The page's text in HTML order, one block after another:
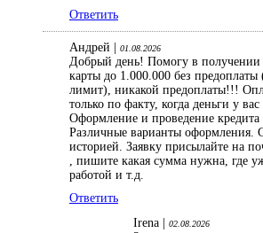
Ответить
Андрей | 01.08.2026
Добрый день! Помогу в получении
карты до 1.000.000 без
лимит), никакой предоплаты!!!
только по факту, когда деньги у
Оформление и проведение кредита
Различные варианты оформления.
историей. Заявку присылайте на
, пишите какая сумма нужна, где
работой и т.д.
Ответить
Irena |
02.08.2026